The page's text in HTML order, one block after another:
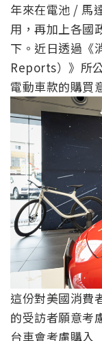
年來在電池 / 馬
用，再加上各國
下。近日透過《
Reports）》所
電動車款的購買
這份對美國消費
的受訪者願意考
台車會考慮購入